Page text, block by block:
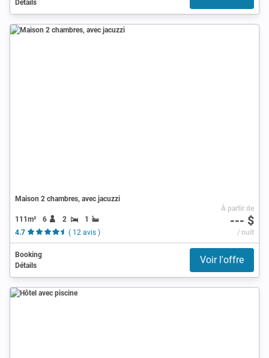
Détails
Maison 2 chambres, avec jacuzzi
111m² 6 2
1
4.7
( 12 avis )
À partir de
--- $
/ nuit
Booking
Détails
Voir l'offre